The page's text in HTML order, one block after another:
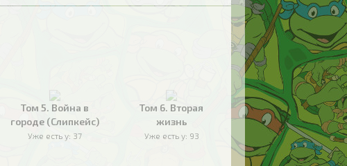
Том 5. Война в
городе (Слипкейс)
Уже есть у: 37
Том 6. Вторая
жизнь
Уже есть у: 93